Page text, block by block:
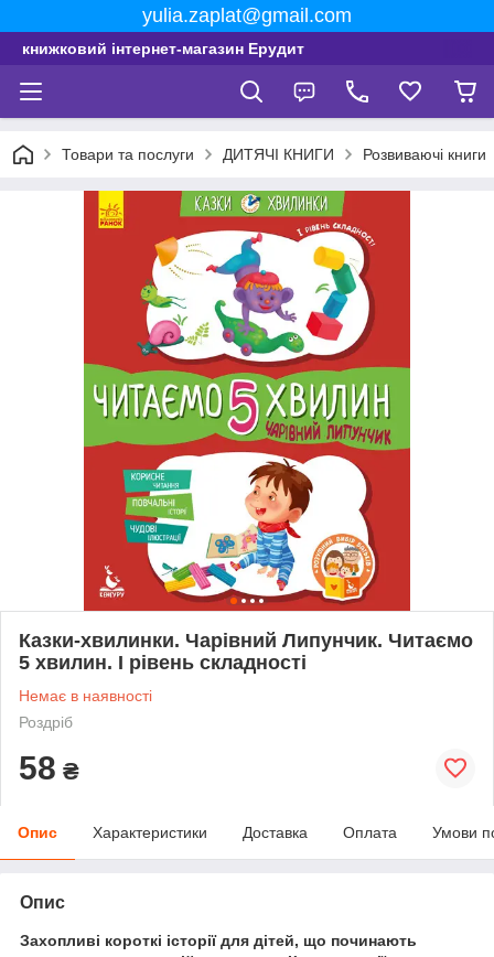
yulia.zaplat@gmail.com
книжковий інтернет-магазин Ерудит
Товари та послуги ДИТЯЧІ КНИГИ Розвиваючі книги
Казки-хвилинки. Чарівний Липунчик. Читаємо
5 хвилин. І рівень складності
Немає в наявності
Роздріб
58 ₴
Опис Характеристики Доставка Оплата Умови
Опис
Захопливі короткі історії для дітей, що починають